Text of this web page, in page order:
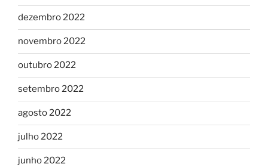
dezembro 2022
novembro 2022
outubro 2022
setembro 2022
agosto 2022
julho 2022
junho 2022